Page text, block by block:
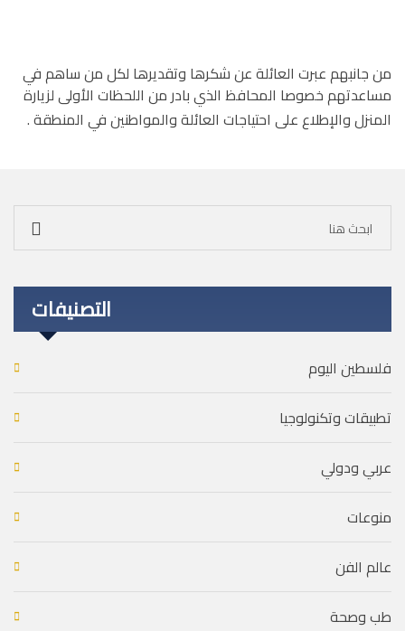
من جانبهم عبرت العائلة عن شكرها وتقديرها لكل من ساهم في
مساعدتهم خصوصا المحافظ الذي بادر من اللحظات الأولى لزيارة
المنزل والإطلاع على احتياجات العائلة والمواطنين في المنطقة .
التصنيفات
فلسطين اليوم
تطبيقات وتكنولوجيا
عربي ودولي
منوعات
عالم الفن
طب وصحة